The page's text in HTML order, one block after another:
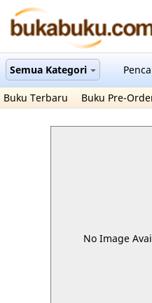
Semua Kategori
Buku Terbaru Buku Pre-
No Image